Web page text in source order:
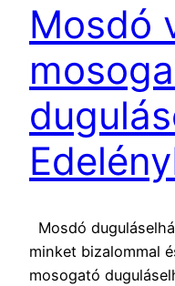
Mosdó
Mosdó
minket bizalommal
mosogató